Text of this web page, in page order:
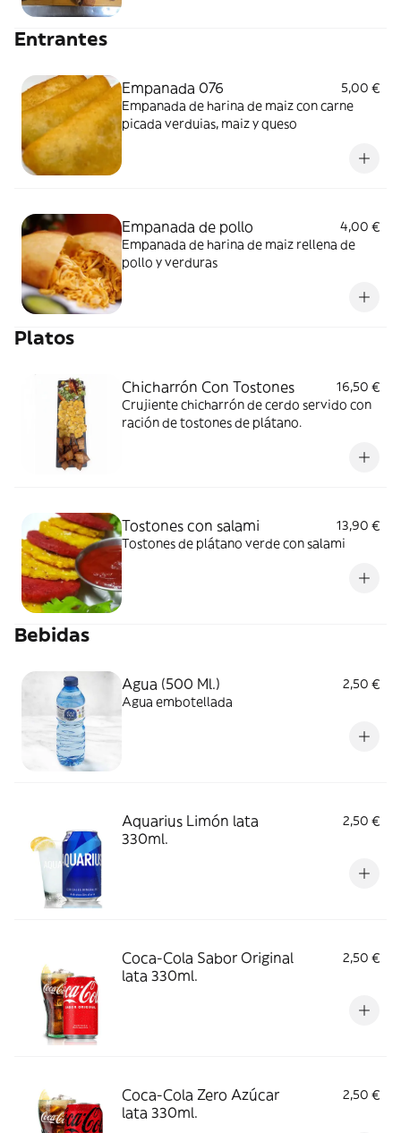
Entrantes
Empanada 076
5,00 €
Empanada de harina de maiz con carne
picada verduias, maiz y queso
Empanada de pollo
4,00 €
Empanada de harina de maiz rellena de
pollo y verduras
Platos
Chicharrón Con Tostones
16,50 €
Crujiente chicharrón de cerdo servido con
ración de tostones de plátano.
Tostones con salami
13,90 €
Tostones de plátano verde con salami
Bebidas
Agua (500 Ml.)
2,50 €
Agua embotellada
Aquarius Limón lata
330ml.
2,50 €
Coca-Cola Sabor Original
lata 330ml.
2,50 €
Coca-Cola Zero Azúcar
lata 330ml.
2,50 €